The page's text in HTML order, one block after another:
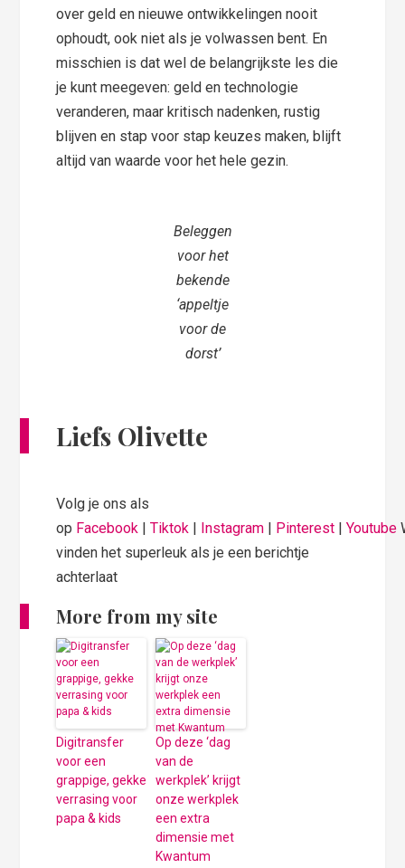
over geld en nieuwe ontwikkelingen nooit
ophoudt, ook niet als je volwassen bent. En
misschien is dat wel de belangrijkste les die
je kunt meegeven: geld en technologie
veranderen, maar kritisch nadenken, rustig
blijven en stap voor stap keuzes maken, blijft
altijd van waarde voor het hele gezin.
Beleggen
voor het
bekende
‘appeltje
voor de
dorst’
Liefs Olivette
Volg je ons als
op Facebook |Tiktok Instagram Pinterest |Youtube
vinden het superleuk als je een berichtje
achterlaat
More from my site
Digitransfer
voor een
grappige, gekke
verrasing voor
papa & kids
Op deze ‘dag
van de
werkplek’ krijgt
onze werkplek
een extra
dimensie met
Kwantum